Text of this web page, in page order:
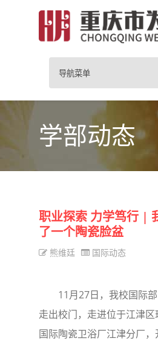
导航菜单
学部动态
职业探索 力学笃行 |
了一个陶瓷脸盆
熊维廷 国际动态
11月27日，我校国际
走出校门，走进位于江津
国际陶瓷卫浴厂江津分厂